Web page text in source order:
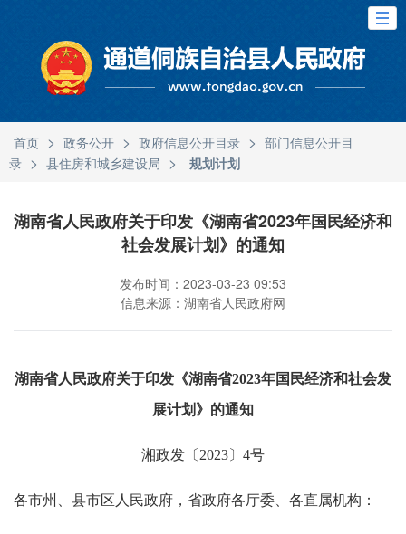
首页 > 政务公开 > 政府信息公开目录 > 部门信息公开目
录 > 县住房和城乡建设局 > 规划计划
湖南省人民政府关于印发《湖南省2023年国民经济和
社会发展计划》的通知
发布时间：2023-03-23 09:53
信息来源：湖南省人民政府网
湖南省人民政府关于印发《湖南省2023年国民经济和社会发
展计划》的通知
湘政发〔2023〕4号
各市州、县市区人民政府，省政府各厅委、各直属机构：